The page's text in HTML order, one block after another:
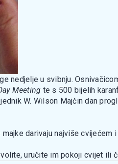
nedjelje u svibnju.
Meeting te s 500 bijelih
W. Wilson Majčin dan
darivaju najviše cvijećem
uručite im pokoji cvijet ili